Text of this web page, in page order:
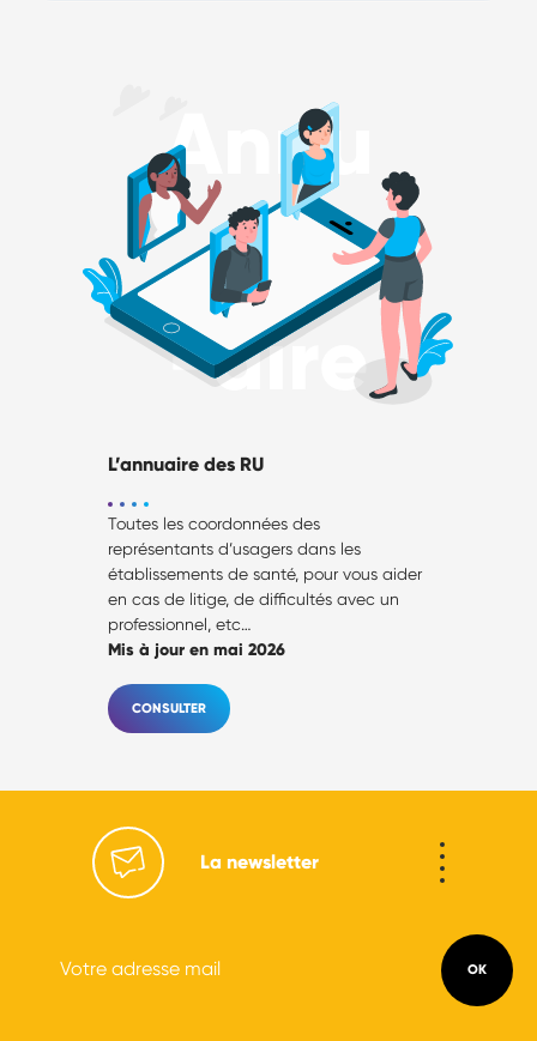
Annu
-aire
L’annuaire des RU
Toutes les coordonnées des
représentants d’usagers dans les
établissements de santé, pour vous aider
en cas de litige, de difficultés avec un
professionnel, etc…
Mis à jour en mai 2026
CONSULTER
La newsletter